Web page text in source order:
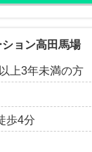
ョン高田馬場
以上3年未満の
歩4分